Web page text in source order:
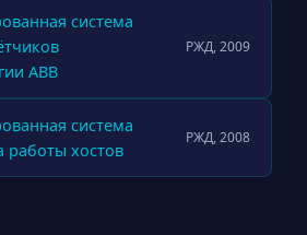
система
ABB
РЖД, 2009
система
работы хостов
РЖД, 2008